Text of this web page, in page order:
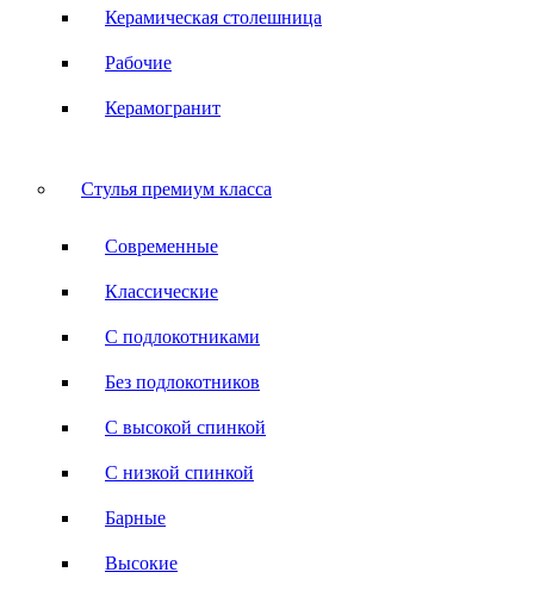
Керамическая столешница
Рабочие
Керамогранит
Стулья премиум класса
Современные
Классические
С подлокотниками
Без подлокотников
С высокой спинкой
С низкой спинкой
Барные
Высокие